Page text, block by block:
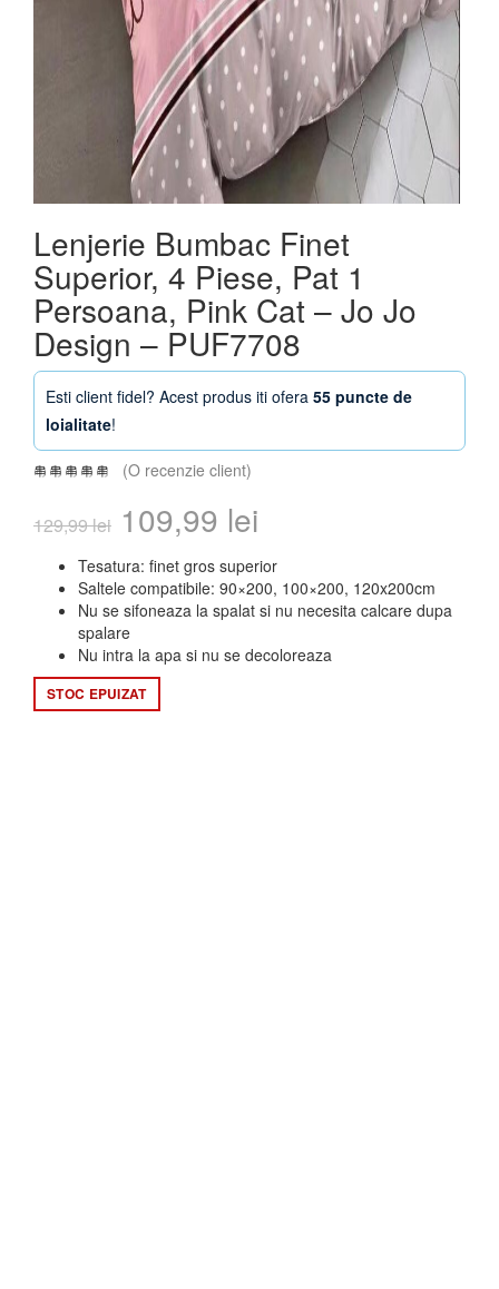
Lenjerie Bumbac Finet
Superior, 4 Piese, Pat 1
Persoana, Pink Cat – Jo Jo
Design – PUF7708
Esti client fidel? Acest produs iti ofera 55 puncte de
loialitate!
(O recenzie client)
129,99lei Prețul
inițial
a
fost:
129,99 lei.
109,99 lei
curent
este:
109,99 lei.
Tesatura: finet gros superior
Saltele compatibile: 90×200, 100×200, 120x200cm
Nu se sifoneaza la spalat si nu necesita calcare dupa
spalare
Nu intra la apa si nu se decoloreaza
STOC EPUIZAT